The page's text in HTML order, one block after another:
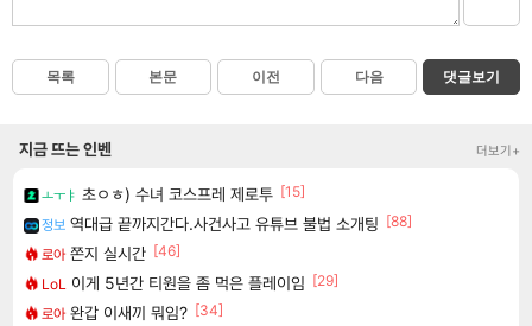
목록 본문 이전 다음 댓글보기
지금 뜨는 인벤 더보기+
ㅗㅜㅑ 초ㅇㅎ) 수녀 코스프레 제로투 [15]
정보 역대급 끝까지간다.사건사고 유튜브 불법 소개팅 [88]
로아 쫀지 실시간 [46]
LoL 이게 5년간 티원을 좀 먹은 플레이임 [29]
로아 완갑 이새끼 뭐임? [34]